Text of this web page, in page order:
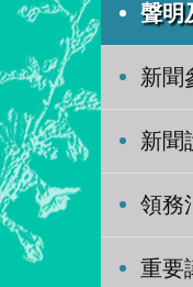
聲明
新聞
新聞
領務
重要